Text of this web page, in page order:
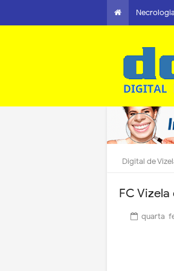
Digital de
FC
quarta-